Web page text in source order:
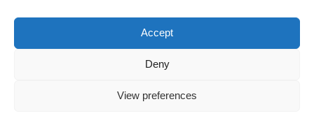
Accept
Deny
View preferences
Εξειδίκευση & Χειρουργικό
Αντικείμενο
Χειρουργική χοληφόρων